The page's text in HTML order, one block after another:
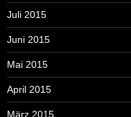
Juli 2015
Juni 2015
Mai 2015
April 2015
März 2015